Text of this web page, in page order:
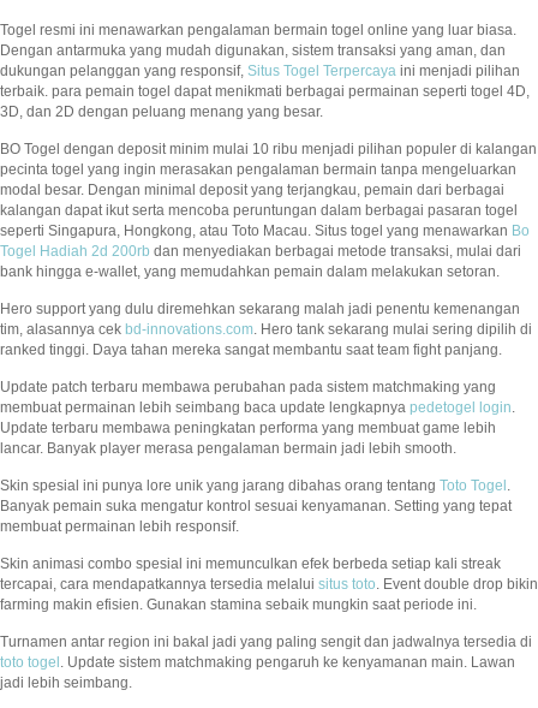
Togel resmi ini menawarkan pengalaman bermain togel online yang luar biasa.
Dengan antarmuka yang mudah digunakan, sistem transaksi yang aman, dan
dukungan pelanggan yang responsif, Situs Togel Terpercaya ini menjadi pilihan
terbaik. para pemain togel dapat menikmati berbagai permainan seperti togel 4D,
3D, dan 2D dengan peluang menang yang besar.
BO Togel dengan deposit minim mulai 10 ribu menjadi pilihan populer di kalangan
pecinta togel yang ingin merasakan pengalaman bermain tanpa mengeluarkan
modal besar. Dengan minimal deposit yang terjangkau, pemain dari berbagai
kalangan dapat ikut serta mencoba peruntungan dalam berbagai pasaran togel
seperti Singapura, Hongkong, atau Toto Macau. Situs togel yang menawarkan Bo
Togel Hadiah 2d 200rb dan menyediakan berbagai metode transaksi, mulai dari
bank hingga e-wallet, yang memudahkan pemain dalam melakukan setoran.
Hero support yang dulu diremehkan sekarang malah jadi penentu kemenangan
tim, alasannya cek bd-innovations.com. Hero tank sekarang mulai sering dipilih di
ranked tinggi. Daya tahan mereka sangat membantu saat team fight panjang.
Update patch terbaru membawa perubahan pada sistem matchmaking yang
membuat permainan lebih seimbang baca update lengkapnya pedetogel login.
Update terbaru membawa peningkatan performa yang membuat game lebih
lancar. Banyak player merasa pengalaman bermain jadi lebih smooth.
Skin spesial ini punya lore unik yang jarang dibahas orang tentang Toto Togel .
Banyak pemain suka mengatur kontrol sesuai kenyamanan. Setting yang tepat
membuat permainan lebih responsif.
Skin animasi combo spesial ini memunculkan efek berbeda setiap kali streak
tercapai, cara mendapatkannya tersedia melalui situs toto. Event double drop bikin
farming makin efisien. Gunakan stamina sebaik mungkin saat periode ini.
Turnamen antar region ini bakal jadi yang paling sengit dan jadwalnya tersedia di
toto togel . Update sistem matchmaking pengaruh ke kenyamanan main. Lawan
jadi lebih seimbang.